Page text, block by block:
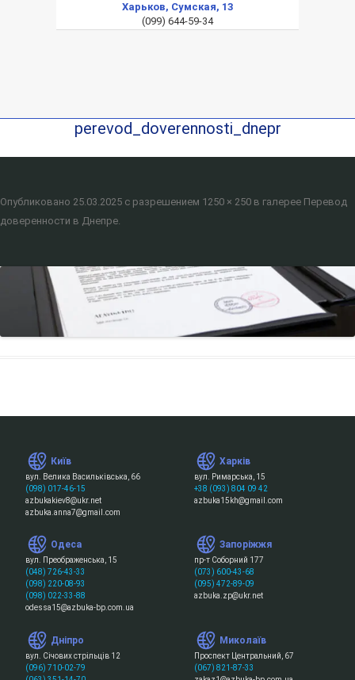
Харьков, Сумская, 13
(099) 644-59-34
perevod_doverennosti_dnepr
Опубликовано 25.03.2025 с разрешением 1250 × 250 в галерее Перевод
доверенности в Днепре
Київ
вул. Велика Васильківська, 66
(098) 017-46-15
azbukakiev8@ukr.net
azbuka.anna7@gmail.com
Харків
вул. Римарська, 15
+38 (093) 804 09 42
azbuka15kh@gmail.com
Одеса
вул. Преображенська, 15
(048) 726-43-33
(098) 220-08-93
(098) 022-33-88
odessa15@azbuka-bp.com.ua
Запоріжжя
пр-т Соборний 177
(073) 600-43-68
(095) 472-89-09
azbuka.zp@ukr.net
Дніпро
вул. Січових стрільців 12
(096) 710-02-79
Миколаїв
Проспект Центральний, 67
(067) 821-87-33